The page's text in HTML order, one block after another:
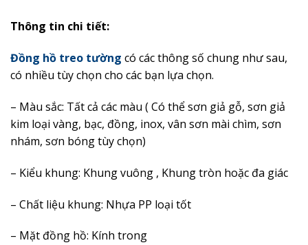
Thông tin chi tiết:
Đồng hồ treo tường có các thông số chung như sau,
có nhiều tùy chọn cho các bạn lựa chọn.
– Màu sắc: Tất cả các màu ( Có thể sơn giả gỗ, sơn giả
kim loại vàng, bạc, đồng, inox, vân sơn mài chìm, sơn
nhám, sơn bóng tùy chọn)
– Kiểu khung: Khung vuông , Khung tròn hoặc đa giác
– Chất liệu khung: Nhựa PP loại tốt
– Mặt đồng hồ: Kính trong